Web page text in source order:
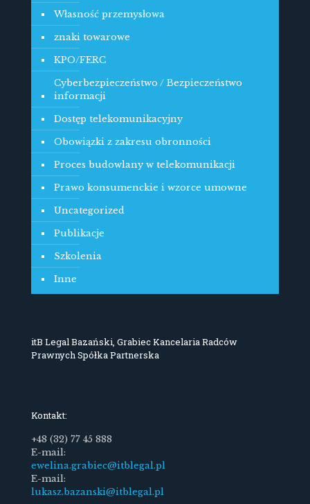
Własność przemysłowa
znaki towarowe
KPO/FERC
Cyberbezpieczeństwo / Bezpieczeństwo
informacji
Dostęp telekomunikacyjny
Obowiązki z zakresu obronności
Proces budowlany w telekomunikacji
Prawo konsumenckie i wzorce umowne
Uncategorized
Publikacje
Szkolenia
Inne
itB Legal Bazański, Grabiec Kancelaria Radców
Prawnych Spółka Partnerska
Kontakt:
+48 (32) 77 45 888
E-mail:
ewelina.grabiec@itblegal.pl
E-mail:
lukasz.bazanski@itblegal.pl